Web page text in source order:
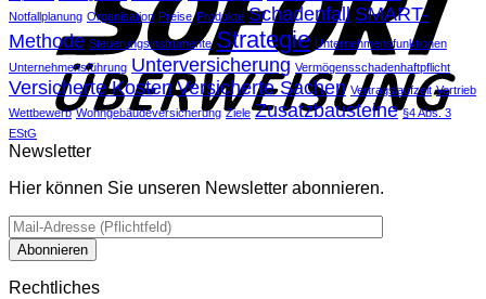
Notfallplanung Organisation Preise Produkte Schadenfall SMART-
Methode Steuerungsinstrumente Strategie Unternehmensfunktionen
Unternehmensführung Unterversicherung Vermögensschadenhaftpflicht
Versicherte Kosten Versicherte Sachen Vertragslaufzeit Vertrieb
Wettbewerb Wohngebäudeversicherung Ziele Zusatzbausteine §4 Abs. 3
EStG
Newsletter
Hier können Sie unseren Newsletter abonnieren.
Rechtliches